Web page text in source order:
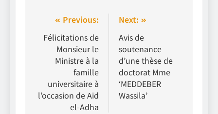
Previous:
Félicitations de
Monsieur le
Ministre à la
famille
universitaire à
l’occasion de Aïd
el-Adha
Next:
Avis de
soutenance
d’une thèse de
doctorat Mme
‘MEDDEBER
Wassila’